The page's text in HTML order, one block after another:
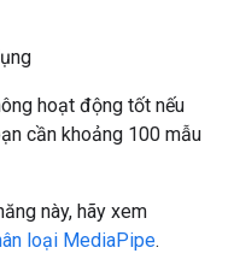
hoạt động tốt nếu
cần khoảng 100 mẫu
này, hãy xem
loại MediaPipe.